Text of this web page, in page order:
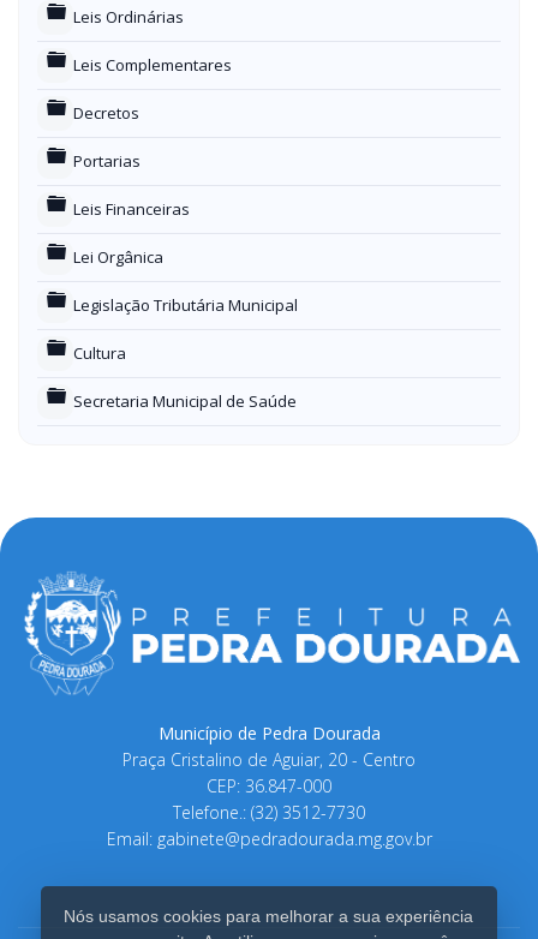
Pasta
Leis Ordinárias
Pasta
Leis Complementares
Pasta
Decretos
Pasta
Portarias
Pasta
Leis Financeiras
Pasta
Lei Orgânica
Pasta
Legislação Tributária Municipal
Pasta
Cultura
Pasta
Secretaria Municipal de Saúde
Município de Pedra Dourada
Praça Cristalino de Aguiar, 20 - Centro
CEP: 36.847-000
Telefone.: (32) 3512-7730
Email: gabinete@pedradourada.mg.gov.br
Nós usamos cookies para melhorar a sua experiência